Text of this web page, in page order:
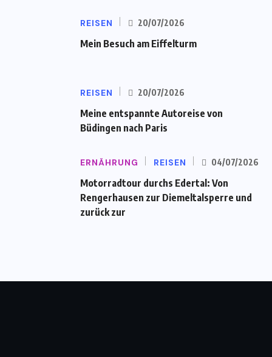
REISEN 20/07/2026
Mein Besuch am Eiffelturm
REISEN 20/07/2026
Meine entspannte Autoreise von
Büdingen nach Paris
ERNÄHRUNG REISEN 04/07/2026
Motorradtour durchs Edertal: Von
Rengerhausen zur Diemeltalsperre und
zurück zur